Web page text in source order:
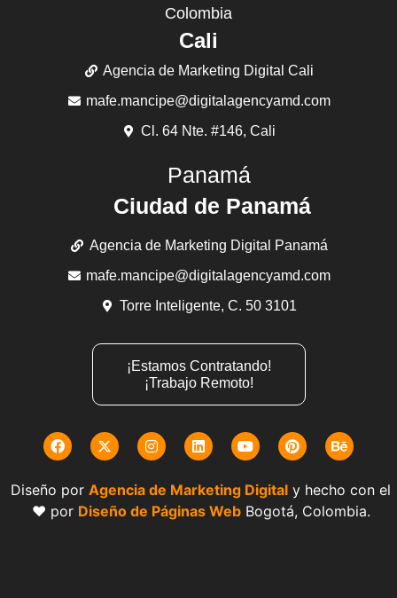
Colombia
Cali
Agencia de Marketing Digital Cali
mafe.mancipe@digitalagencyamd.com
Cl. 64 Nte. #146, Cali
Panamá
Ciudad de Panamá
Agencia de Marketing Digital Panamá
mafe.mancipe@digitalagencyamd.com
Torre Inteligente, C. 50 3101
¡Estamos Contratando!
¡Trabajo Remoto!
Diseño por Agencia de Marketing Digital y hecho con el
❤️ por Diseño de Páginas WebBogotá, Colombia.